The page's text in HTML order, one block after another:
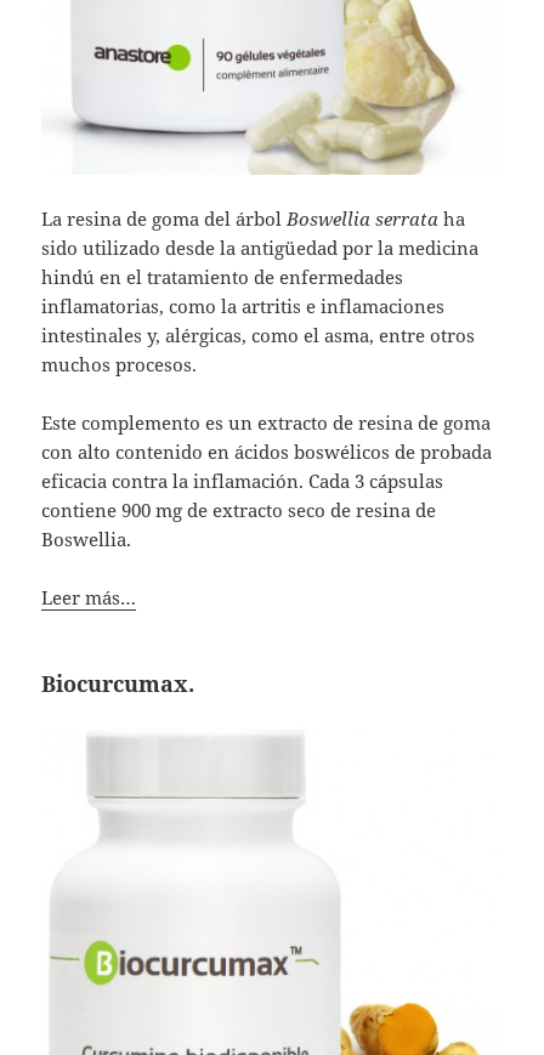
La resina de goma del árbolBoswellia serrata ha
sido utilizado desde la antigüedad por la medicina
hindú en el tratamiento de enfermedades
inflamatorias, como la artritis e inflamaciones
intestinales y, alérgicas, como el asma, entre otros
muchos procesos.
Este complemento es un extracto de resina de goma
con alto contenido en ácidos boswélicos de probada
eficacia contra la inflamación. Cada 3 cápsulas
contiene 900 mg de extracto seco de resina de
Boswellia.
Leer más…
Biocurcumax.